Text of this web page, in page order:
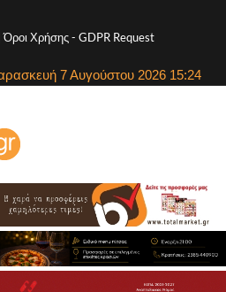
Όροι Χρήσης- GDPR Request
7 Αυγούστου 2026 15:24